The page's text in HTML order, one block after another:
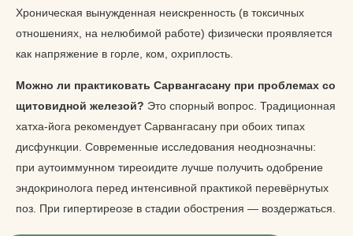
Хроническая вынужденная неискренность (в токсичных
отношениях, на нелюбимой работе) физически проявляется
как напряжение в горле, ком, охриплость.
Можно ли практиковать Сарвангасану при проблемах со
щитовидной железой? Это спорный вопрос. Традиционная
хатха-йога рекомендует Сарвангасану при обоих типах
дисфункции. Современные исследования неоднозначны:
при аутоиммунном тиреоидите лучше получить одобрение
эндокринолога перед интенсивной практикой перевёрнутых
поз. При гипертиреозе в стадии обострения — воздержаться.